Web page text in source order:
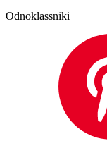
Odnoklassniki